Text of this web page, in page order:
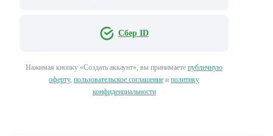
Сбер ID
Нажимая кнопку «Создать аккаунт», вы принимаете публичную
оферту, пользовательское соглашение и политику
конфиденциальности